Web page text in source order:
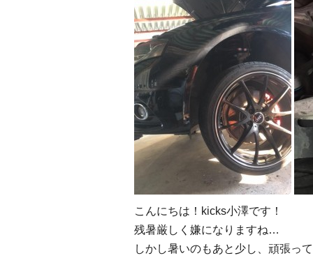
こんにちは！kicks小澤です！
残暑厳しく嫌になりますね…
しかし暑いのもあと少し、頑張っ